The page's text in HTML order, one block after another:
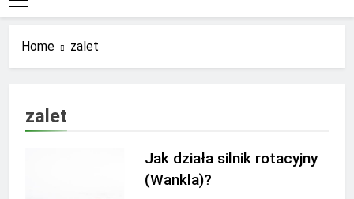
Home zalet
zalet
Jak działa silnik rotacyjny
(Wankla)?